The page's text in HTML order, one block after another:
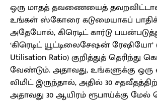
ஒரு மாதத் தவணையைத்
உங்கள் ஸ்கோரை கடுமையாகப்
அதேபோல், கிரெடிட் கார்டு
‘கிரெடிட் யூட்டிலைசேஷன் ரேஷியோ’
Utilisation Ratio) குறித்துத்
வேண்டும். அதாவது, உங்களுக்கு ஒரு
லிமிட் இருந்தால், அதில் 30
அதாவது 30 ஆயிரம் ரூபாய்க்கு மேல்